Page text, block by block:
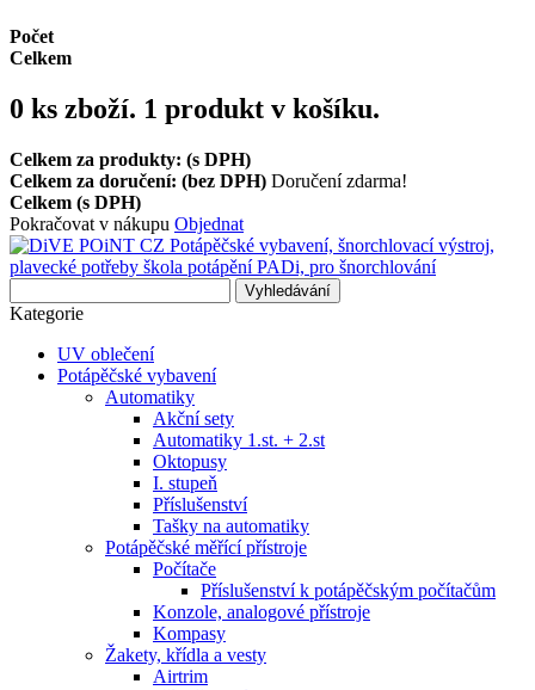
Počet
Celkem
0 ks zboží. 1 produkt v košíku.
Celkem za produkty: (s DPH)
Celkem za doručení: (bez DPH) Doručení zdarma!
Celkem (s DPH)
Pokračovat v nákupu Objednat
Vyhledávání
Kategorie
UV oblečení
Potápěčské vybavení
Automatiky
Akční sety
Automatiky 1.st. + 2.st
Oktopusy
I. stupeň
Příslušenství
Tašky na automatiky
Potápěčské měřící přístroje
Počítače
Příslušenství k potápěčským počítačům
Konzole, analogové přístroje
Kompasy
Žakety, křídla a vesty
Airtrim